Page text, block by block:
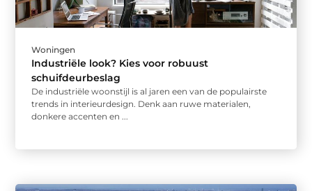
Woningen
Industriële look? Kies voor robuust
schuifdeurbeslag
De industriële woonstijl is al jaren een van de populairste
trends in interieurdesign. Denk aan ruwe materialen,
donkere accenten en ...